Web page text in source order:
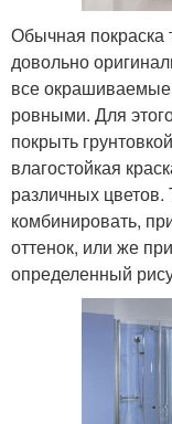
Обычная покраска
довольно
все
ровными. Для
покрыть
влагостойкая
различных
комбинировать,
оттенок, или же
определенный